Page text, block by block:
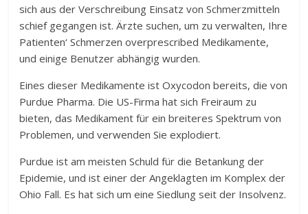
sich aus der Verschreibung Einsatz von Schmerzmitteln
schief gegangen ist. Ärzte suchen, um zu verwalten, Ihre
Patienten‘ Schmerzen overprescribed Medikamente,
und einige Benutzer abhängig wurden.
Eines dieser Medikamente ist Oxycodon bereits, die von
Purdue Pharma. Die US-Firma hat sich Freiraum zu
bieten, das Medikament für ein breiteres Spektrum von
Problemen, und verwenden Sie explodiert.
Purdue ist am meisten Schuld für die Betankung der
Epidemie, und ist einer der Angeklagten im Komplex der
Ohio Fall. Es hat sich um eine Siedlung seit der Insolvenz.